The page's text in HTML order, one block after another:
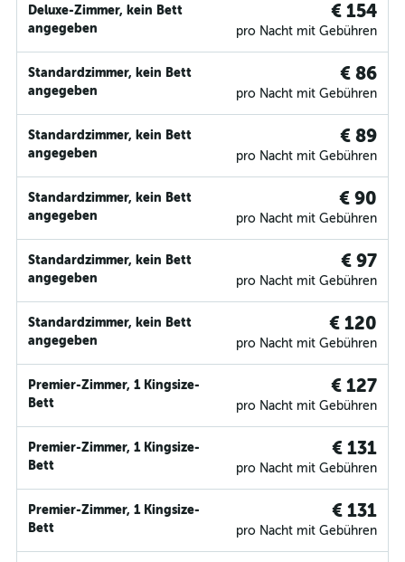
Deluxe-Zimmer, kein Bett
angegeben
€ 154
pro Nacht mit Gebühren
Standardzimmer, kein Bett
angegeben
€ 86
pro Nacht mit Gebühren
Standardzimmer, kein Bett
angegeben
€ 89
pro Nacht mit Gebühren
Standardzimmer, kein Bett
angegeben
€ 90
pro Nacht mit Gebühren
Standardzimmer, kein Bett
angegeben
€ 97
pro Nacht mit Gebühren
Standardzimmer, kein Bett
angegeben
€ 120
pro Nacht mit Gebühren
Premier-Zimmer, 1 Kingsize-
Bett
€ 127
pro Nacht mit Gebühren
Premier-Zimmer, 1 Kingsize-
Bett
€ 131
pro Nacht mit Gebühren
Premier-Zimmer, 1 Kingsize-
Bett
€ 131
pro Nacht mit Gebühren